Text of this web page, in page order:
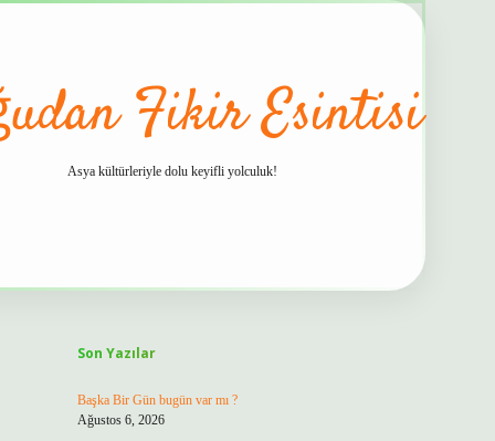
Fikir Esintisi
Asya kültürleriyle dolu keyifli yolculuk!
Son Yazılar
Başka Bir Gün bugün var mı ?
Ağustos 6, 2026